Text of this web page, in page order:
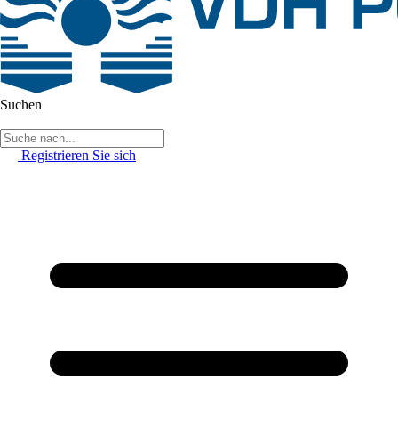
Suchen
Registrieren Sie sich